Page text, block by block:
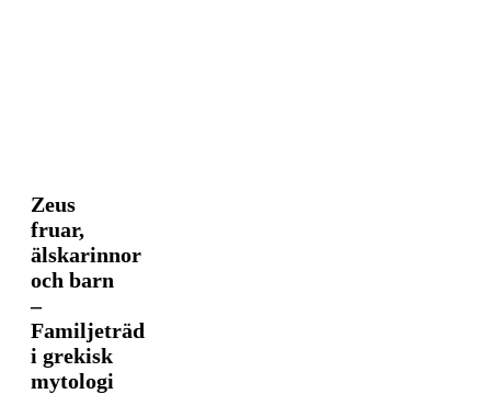
Zeus
fruar,
älskarinnor
och
barn
Familjeträd
i
grekisk
mytologi
Zeus
fruar,
älskarinnor
och barn
–
Familjeträd
i grekisk
mytologi